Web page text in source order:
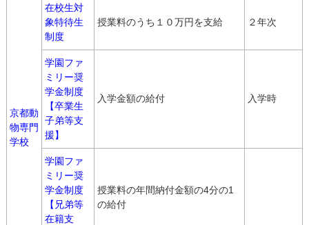
京都動
物専門
学校
在校生対
象特待生
制度
授業料のうち１０万円を支給 ２年次
学園ファ
ミリー奨
学金制度
【卒業生
子弟等支
援】
入学金額の給付 入学時
学園ファ
ミリー奨
学金制度
【兄弟等
在籍支
授業料の年間納付金額の4分の1
の給付